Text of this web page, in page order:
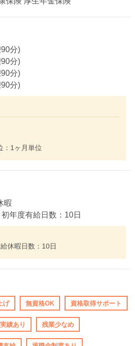
分)
分)
分)
分)
：1ヶ月単位
暇
年度有給日数：10日
休暇日数：10日
げ 無資格OK 資格取得サポート
績あり 残業少なめ